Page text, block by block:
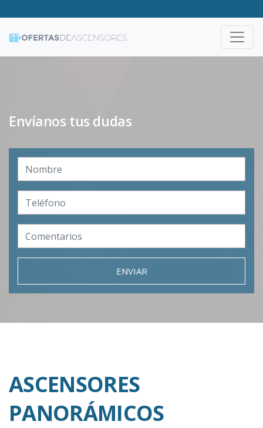
Envíanos tus dudas
ENVIAR
ASCENSORES
PANORÁMICOS